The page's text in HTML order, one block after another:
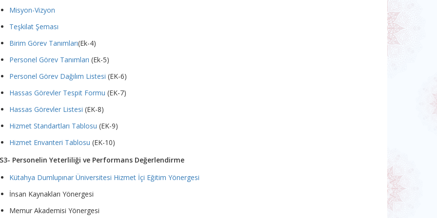
Misyon-Vizyon
Teşkilat Şeması
Birim Görev Tanımları(Ek-4)
Personel Görev Tanımları (Ek-5)
Personel Görev Dağılım Listesi (EK-6)
Hassas Görevler Tespit Formu (EK-7)
Hassas Görevler Listesi (EK-8)
Hizmet Standartları Tablosu (EK-9)
Hizmet Envanteri Tablosu (EK-10)
Personelin Yeterliliği ve Performans Değerlendirme
Kütahya Dumlupınar Üniversitesi Hizmet İçi Eğitim Yönergesi
İnsan Kaynakları Yönergesi
Memur Akademisi Yönergesi